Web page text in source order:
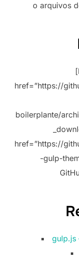
o arquivos
href=”https://
boilerplante/
href=”https://
-gulp-
gulp.js